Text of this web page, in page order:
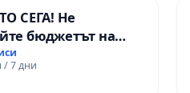
СЕГА! Не
бюджетът на
парите и
в тъмното
/ 7 дни